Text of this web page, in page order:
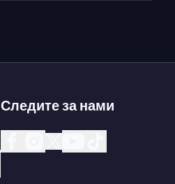
Следите за нами